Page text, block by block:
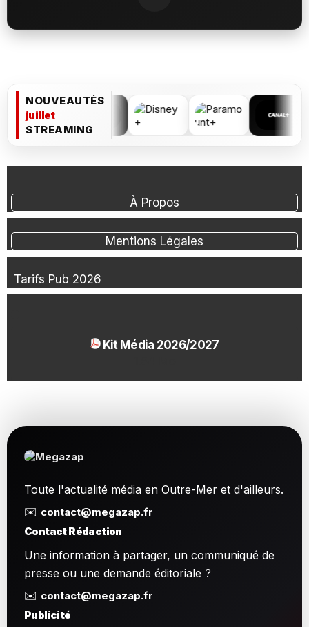
NOUVEAUTÉS
juillet
STREAMING
À Propos
Mentions Légales
Tarifs Pub 2026
Kit Média 2026/2027
Toute l'actualité média en Outre-Mer et d'ailleurs.
✉️ contact@megazap.fr
Contact Rédaction
Une information à partager, un communiqué de
presse ou une demande éditoriale ?
✉️ contact@megazap.fr
Publicité